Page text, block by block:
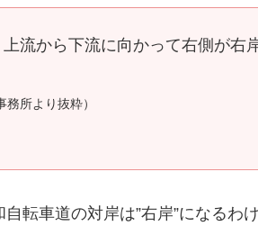
上流から下流に向かって右側が右
務所より抜粋）
転車道の対岸は”右岸”になるわ